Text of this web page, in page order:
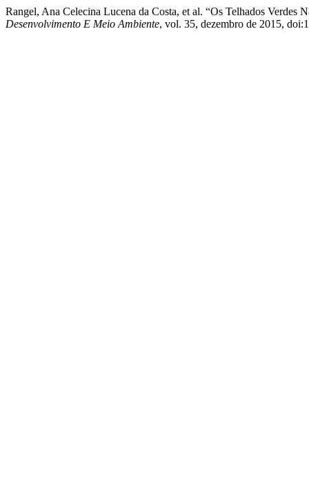
Rangel, Ana Celecina Lucena da Costa, et al. “Os Telhados Verdes
Desenvolvimento E Meio Ambiente, vol. 35, dezembro de 2015,